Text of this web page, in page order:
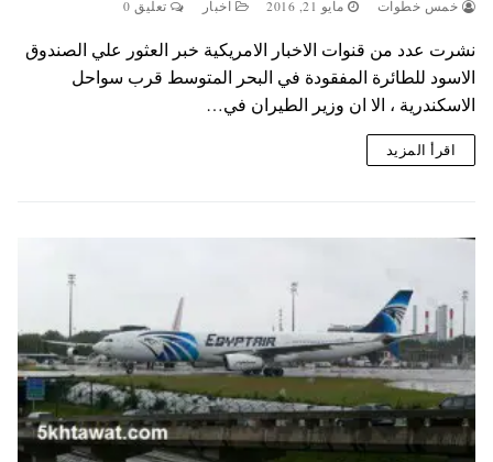
خمس خطوات مايو 21, 2016 اخبار تعليق 0
نشرت عدد من قنوات الاخبار الامريكية خبر العثور علي الصندوق
الاسود للطائرة المفقودة في البحر المتوسط قرب سواحل
الاسكندرية ، الا ان وزير الطيران في…
اقرأ المزيد